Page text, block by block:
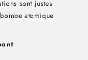
sont justes
atomique